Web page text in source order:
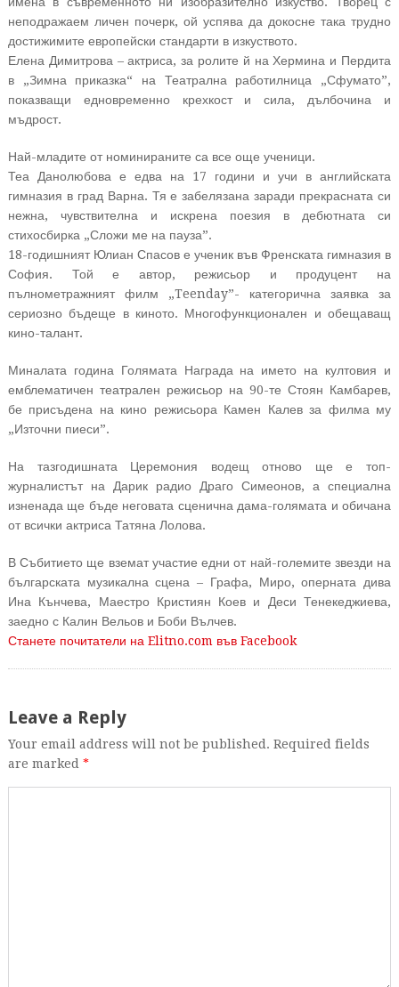
неподражаем личен почерк, ой успява да докосне така трудно
достижимите европейски стандарти в изкуството.
Елена Димитрова – актриса, за ролите й на Хермина и Пердита
в „Зимна приказка“ на Театрална работилница „Сфумато”,
показващи едновременно крехкост и сила, дълбочина и
мъдрост.
Най-младите от номинираните са все още ученици.
Теа Данолюбова е едва на 17 години и учи в английската
гимназия в град Варна. Тя е забелязана заради прекрасната си
нежна, чувствителна и искрена поезия в дебютната си
стихосбирка „Сложи ме на пауза”.
18-годишният Юлиан Спасов е ученик във Френската гимназия в
София. Той е автор, режисьор и продуцент на
пълнометражният филм „Teenday”- категорична заявка за
сериозно бъдеще в киното. Многофункционален и обещаващ
кино-талант.
Миналата година Голямата Награда на името на култовия и
емблематичен театрален режисьор на 90-те Стоян Камбарев,
бе присъдена на кино режисьора Камен Калев за филма му
„Източни пиеси”.
На тазгодишната Церемония водещ отново ще е топ-
журналистът на Дарик радио Драго Симеонов, а специална
изненада ще бъде неговата сценична дама-голямата и обичана
от всички актриса Татяна Лолова.
В Събитието ще вземат участие едни от най-големите звезди на
българската музикална сцена – Графа, Миро, оперната дива
Ина Кънчева, Маестро Кристиян Коев и Деси Тенекеджиева,
заедно с Калин Вельов и Боби Вълчев.
Станете почитатели на Elitno.com във Facebook
Leave a Reply
Your email address will not be published. Required fields
are marked *